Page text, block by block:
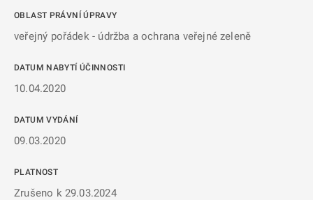
OBLAST PRÁVNÍ ÚPRAVY
veřejný pořádek - údržba a ochrana veřejné zeleně
DATUM NABYTÍ ÚČINNOSTI
10.04.2020
DATUM VYDÁNÍ
09.03.2020
PLATNOST
Zrušeno k 29.03.2024